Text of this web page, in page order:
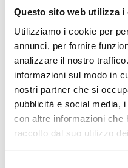
Questo sito web utilizza i
Utilizziamo i cookie per
annunci, per fornire
analizzare il nostro
informazioni sul modo in
nostri partner che si
pubblicità e social media,
con altre informazioni che
raccolto dal suo utilizzo
Numero stanze: 2
Numero di bagni:2
Numero letti:8
La